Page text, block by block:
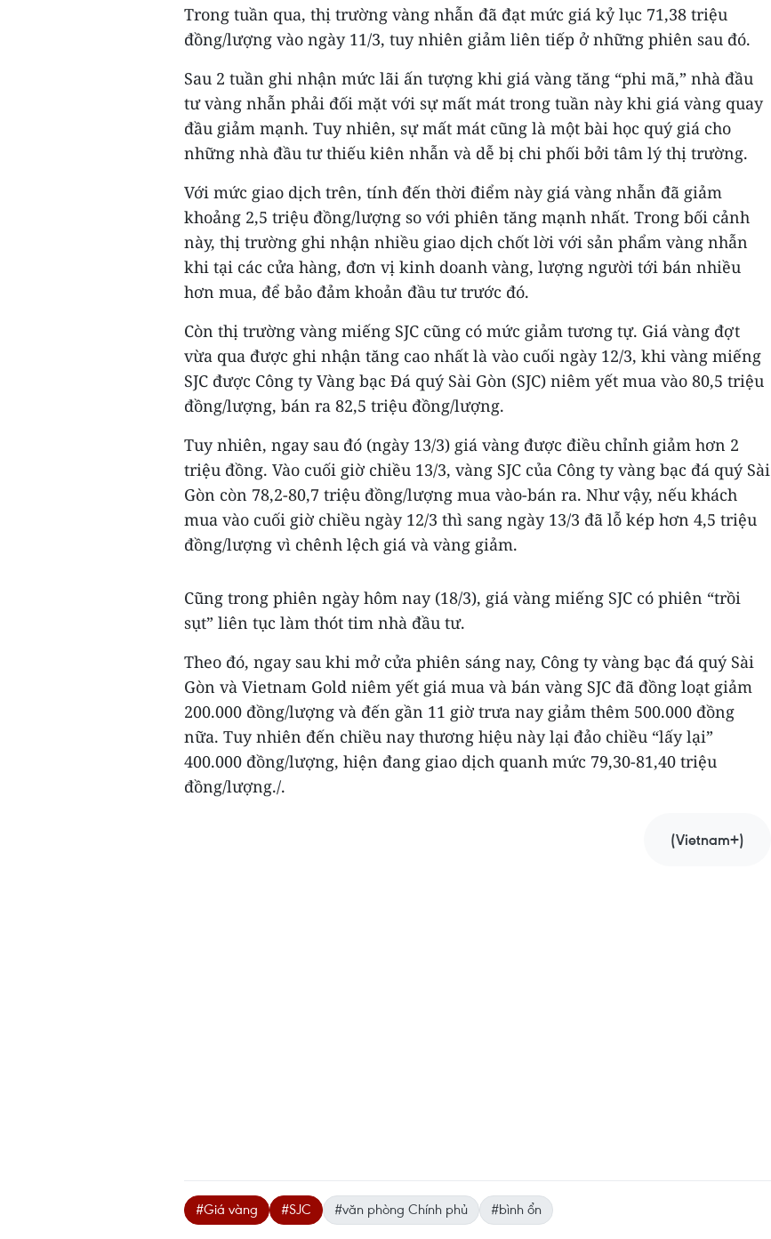
Trong tuần qua, thị trường vàng nhẫn đã đạt mức giá kỷ lục 71,38 triệu
đồng/lượng vào ngày 11/3, tuy nhiên giảm liên tiếp ở những phiên sau đó.
Sau 2 tuần ghi nhận mức lãi ấn tượng khi giá vàng tăng “phi mã,” nhà đầu
tư vàng nhẫn phải đối mặt với sự mất mát trong tuần này khi giá vàng quay
đầu giảm mạnh. Tuy nhiên, sự mất mát cũng là một bài học quý giá cho
những nhà đầu tư thiếu kiên nhẫn và dễ bị chi phối bởi tâm lý thị trường.
Với mức giao dịch trên, tính đến thời điểm này giá vàng nhẫn đã giảm
khoảng 2,5 triệu đồng/lượng so với phiên tăng mạnh nhất. Trong bối cảnh
này, thị trường ghi nhận nhiều giao dịch chốt lời với sản phẩm vàng nhẫn
khi tại các cửa hàng, đơn vị kinh doanh vàng, lượng người tới bán nhiều
hơn mua, để bảo đảm khoản đầu tư trước đó.
Còn thị trường vàng miếng SJC cũng có mức giảm tương tự. Giá vàng đợt
vừa qua được ghi nhận tăng cao nhất là vào cuối ngày 12/3, khi vàng miếng
SJC được Công ty Vàng bạc Đá quý Sài Gòn (SJC) niêm yết mua vào 80,5 triệu
đồng/lượng, bán ra 82,5 triệu đồng/lượng.
Tuy nhiên, ngay sau đó (ngày 13/3) giá vàng được điều chỉnh giảm hơn 2
triệu đồng. Vào cuối giờ chiều 13/3, vàng SJC của Công ty vàng bạc đá quý Sài
Gòn còn 78,2-80,7 triệu đồng/lượng mua vào-bán ra. Như vậy, nếu khách
mua vào cuối giờ chiều ngày 12/3 thì sang ngày 13/3 đã lỗ kép hơn 4,5 triệu
đồng/lượng vì chênh lệch giá và vàng giảm.
Cũng trong phiên ngày hôm nay (18/3), giá vàng miếng SJC có phiên “trồi
sụt” liên tục làm thót tim nhà đầu tư.
Theo đó, ngay sau khi mở cửa phiên sáng nay, Công ty vàng bạc đá quý Sài
Gòn và Vietnam Gold niêm yết giá mua và bán vàng SJC đã đồng loạt giảm
200.000 đồng/lượng và đến gần 11 giờ trưa nay giảm thêm 500.000 đồng
nữa. Tuy nhiên đến chiều nay thương hiệu này lại đảo chiều “lấy lại”
400.000 đồng/lượng, hiện đang giao dịch quanh mức 79,30-81,40 triệu
đồng/lượng./.
(Vietnam+)
#Giá vàng #SJC #văn phòng Chính phủ #bình ổn